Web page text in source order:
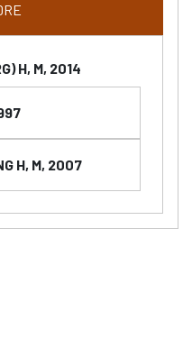
H, M, 2014
H, M, 2007